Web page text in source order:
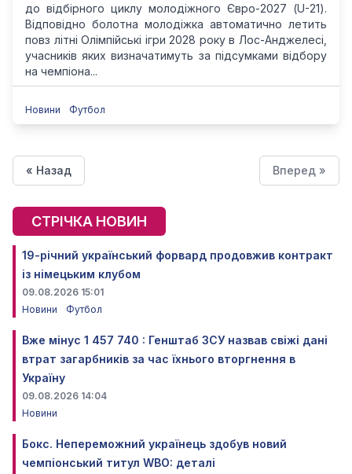
до відбірного циклу молодіжного Євро-2027 (U-21).
Відповідно болотна молодіжка автоматично летить
повз літні Олімпійські ігри 2028 року в Лос-Анджелесі,
учасників яких визначатимуть за підсумками відбору
на чемпіона...
Новини Футбол
« Назад Вперед »
СТРІЧКА НОВИН
19-річний український форвард продовжив контракт
із німецьким клубом
09.08.2026 15:01
Новини
Футбол
Вже мінус 1 457 740 : Генштаб ЗСУ назвав свіжі дані
втрат загарбників за час їхнього вторгнення в
Україну
09.08.2026 14:04
Новини
Бокс. Непереможний українець здобув новий
чемпіонський титул WBO: деталі